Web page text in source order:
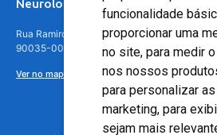
funcionalidade
proporcionar uma
no site, para medir
nos nossos
para personalizar
marketing, para
sejam mais
Neurologia
Rua Ramiro Barcelos, 630 – 5º andar –
90035-001
Ver no mapa